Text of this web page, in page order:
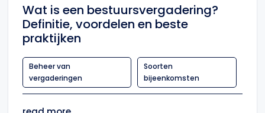
Wat is een bestuursvergadering?
Definitie, voordelen en beste
praktijken
Beheer van
vergaderingen
Soorten
bijeenkomsten